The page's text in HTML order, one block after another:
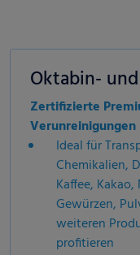
Oktabin-
Zertifizierte
Verunreinigungen
Ideal für
Chemikalien,
Kaffee,
Gewürzen,
weiteren
profitieren